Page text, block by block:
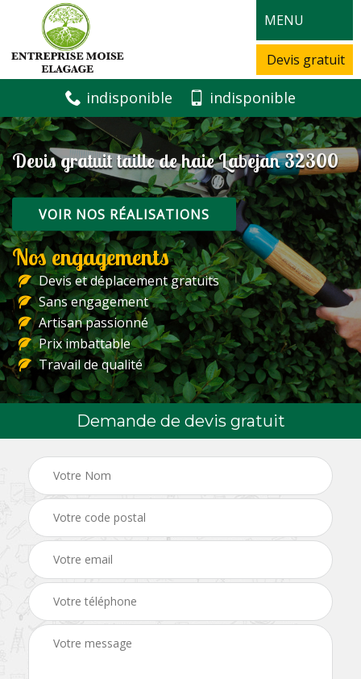
MENU
Devis gratuit
indisponible indisponible
Devis gratuit taille de haie Labejan 32300
VOIR NOS RÉALISATIONS
Nos engagements
Devis et déplacement gratuits
Sans engagement
Artisan passionné
Prix imbattable
Travail de qualité
Demande de devis gratuit